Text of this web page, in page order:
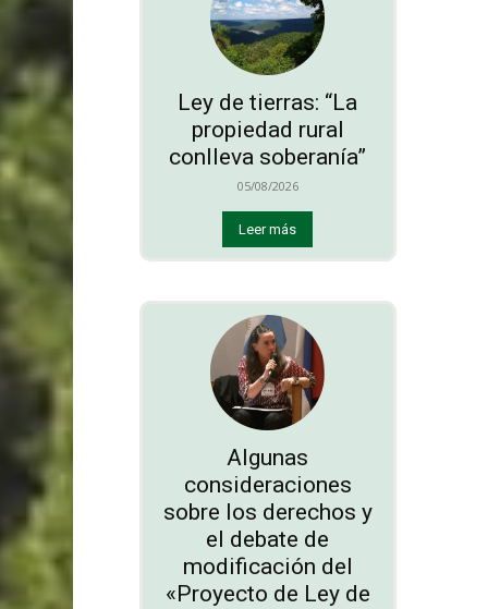
Ley de tierras: “La
propiedad rural
conlleva soberanía”
05/08/2026
Leer más
Algunas
consideraciones
sobre los derechos y
el debate de
modificación del
«Proyecto de Ley de